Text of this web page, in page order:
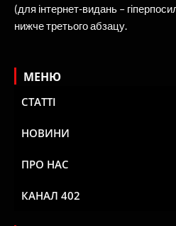
(для інтернет-видань –
нижче третього абзацу.
МЕНЮ
СТАТТІ
НОВИНИ
ПРО НАС
КАНАЛ 402